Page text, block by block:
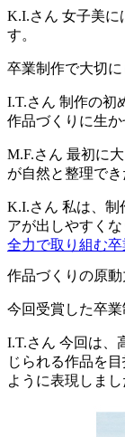
K.I.さん 女子美に
す。
卒業制作で大切に
I.T.さん 制作の初
作品づくりに生か
M.F.さん 最初に
が自然と整理で
K.I.さん 私は、制
アが出しやすく
全力で取り組む
作品づくりの原動
今回受賞した卒
I.T.さん 今回は、
じられる作品を
ように表現しまし